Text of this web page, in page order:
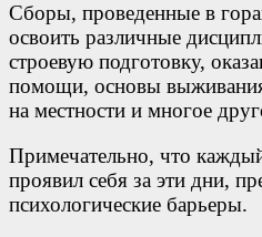
Сборы, проведенные в
освоить различные
строевую подготовку,
помощи, основы
на местности и многое
Примечательно, что
проявил себя за эти дни,
психологические барьеры.